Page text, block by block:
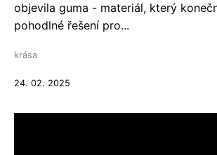
objevila guma - materiál, který
pohodlné řešení pro...
krása
24. 02. 2025